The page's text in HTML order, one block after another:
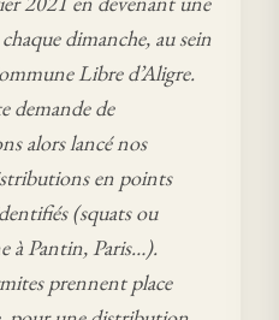
dimanche, au sein
Libre d’Aligre.
demande de
alors lancé nos
en points
(squats ou
à Pantin, Paris…).
prennent place